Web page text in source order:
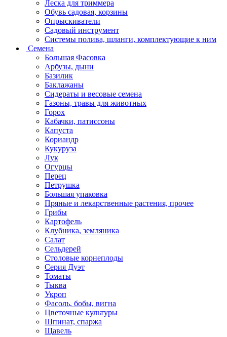
Леска для триммера
Обувь садовая, корзины
Опрыскиватели
Садовый инструмент
Системы полива, шланги, комплектующие к ним
Семена
Большая Фасовка
Арбузы, дыни
Базилик
Баклажаны
Сидераты и весовые семена
Газоны, травы для животных
Горох
Кабачки, патиссоны
Капуста
Кориандр
Кукуруза
Лук
Огурцы
Перец
Петрушка
Большая упаковка
Пряные и лекарственные растения, прочее
Грибы
Картофель
Клубника, земляника
Салат
Сельдерей
Столовые корнеплоды
Серия Дуэт
Томаты
Тыква
Укроп
Фасоль, бобы, вигна
Цветочные культуры
Шпинат, спаржа
Щавель